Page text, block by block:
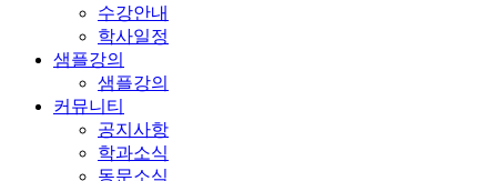
수강안내
학사일정
샘플강의
샘플강의
커뮤니티
공지사항
학과소식
동문소식